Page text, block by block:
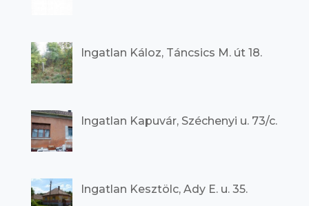
Ingatlan Káloz, Táncsics M. út 18.
Ingatlan Kapuvár, Széchenyi u. 73/c.
Ingatlan Kesztölc, Ady E. u. 35.